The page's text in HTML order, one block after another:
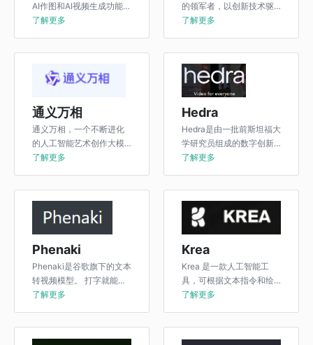
AI作图和AI视频生成功能的
平台。
了解更多
的领军者，以创新技术驱
动未来，致力于打造全球
了解更多
通义万相
通义万相，一个不断进化
的人工智能艺术创作大模
型，擅长将奇思妙想转化
了解更多
Hedra
Hedra是由一批前斯坦福大
学研究员组成的数字创新
实验室推出的一款人工智
了解更多
Phenaki
Phenaki是谷歌旗下的文本
转视频模型。 打字就能生
成有故事、有长度的视频
了解更多
Krea
Krea 是一款人工智能工
具，可根据文本指令和绘
图创建图像和视频。它支
了解更多